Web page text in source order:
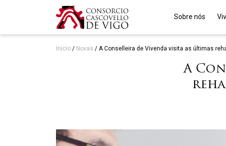
Sobre nós
Inicio / Novas / A Conselleira de Vivenda visita as últimas
A